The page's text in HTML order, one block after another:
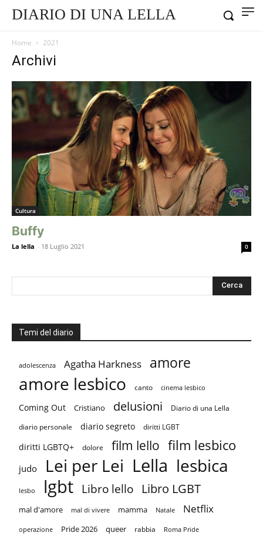
DIARIO DI UNA LELLA
Home 2021
Archivi
Cultura
Buffy
La lella - 18 Luglio 2021 0
Temi del diario
adolescenza Agatha Harkness amore
amore lesbico canto cinema lesbico
Coming Out Cristiano delusioni
Diario di una Lella
diario personale
diario segreto diritti LGBT
diritti LGBTQ+ dolore film lello film lesbico
judo Lei per Lei Lella lesbica
lesbo lgbt Libro lello Libro LGBT
mal d'amore mal di vivere mamma Natale Netflix
operazione Pride 2026 queer rabbia Roma Pride